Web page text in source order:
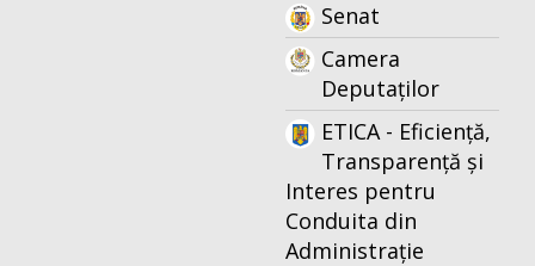
Senat
Camera
Deputaților
ETICA - Eficiență,
Transparență și
Interes pentru
Conduita din
Administrație